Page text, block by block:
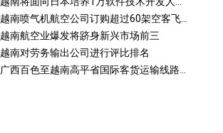
越南喷气机航空公司订购超过60架空客飞...
越南航空业爆发将跻身新兴市场前三
越南对劳务输出公司进行评比排名
广西百色至越南高平省国际客货运输线路...